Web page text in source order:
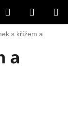
Hledat
KOŠÍK
s křížem a
a